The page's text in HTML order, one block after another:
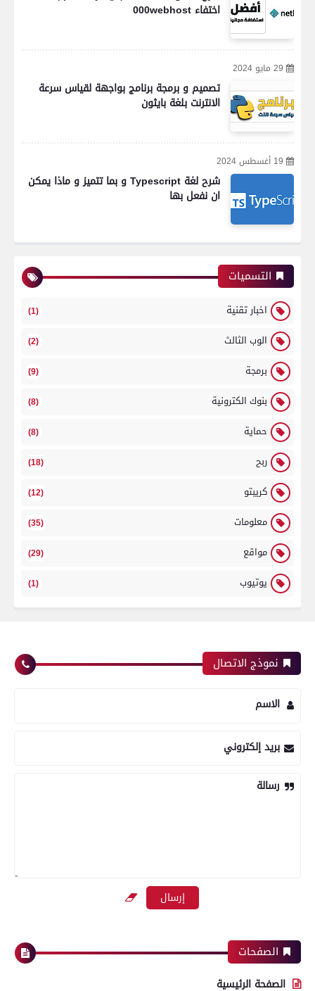
اختفاء 000webhost
29 مايو 2024
تصميم و برمجة برنامج بواجهة لقياس سرعة
الانترنت بلغة بايثون
19 أغسطس 2024
شرح لغة Typescript و بما تتميز و ماذا يمكن
ان نفعل بها
التسميات
اخبار تقنية (1)
الوب الثالث (2)
برمجة (9)
بنوك الكترونية (8)
حماية (8)
ربح (18)
كريبتو (12)
معلومات (35)
مواقع (29)
يوتيوب (1)
نموذج الاتصال
الاسم
بريد إلكتروني
رسالة
الصفحات
الصفحة الرئيسية